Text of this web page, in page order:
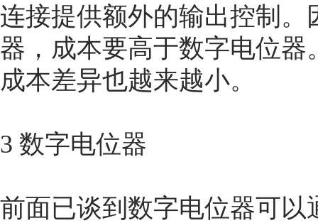
连接提供额外的输出控制
器，成本要高于数字电位
成本差异也越来越小。
3 数字电位器
前面已谈到数字电位器可